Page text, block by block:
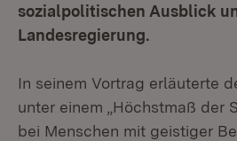
sozialpolitischen Ausblick
Landesregierung.
In seinem Vortrag erläuterte
unter einem „Höchstmaß der
bei Menschen mit geistiger